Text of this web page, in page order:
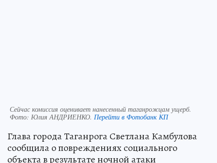
Сейчас комиссия оценивает нанесенный таганрожцам ущерб.
Фото: Юлия АНДРИЕНКО. Перейти в Фотобанк КП
Глава города Таганрога Светлана Камбулова
сообщила о повреждениях социального
объекта в результате ночной атаки